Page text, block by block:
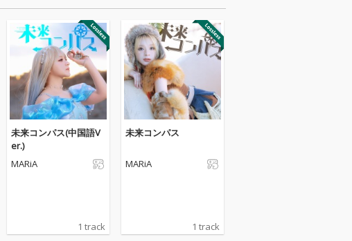
未来コンパス(中国語V
er.)
MARiA
1 track
未来コンパス
MARiA
1 track